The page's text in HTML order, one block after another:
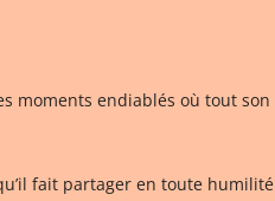
moments endiablés où tout son
fait partager en toute humilité